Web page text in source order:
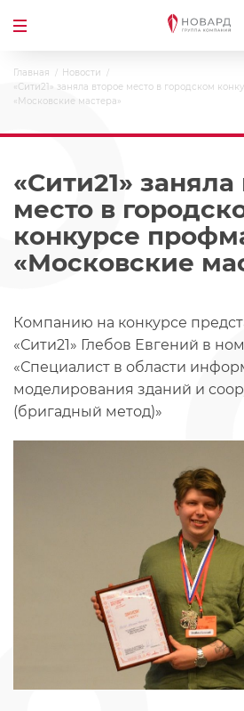
Главная
Новости
«Сити21» заняла второе место в городском
«Московские мастера»
«Сити21» заняла
место в
конкурсе
«Московские
Компанию на конкурсе
«Сити21» Глебов Евгений в
«Специалист в области
моделирования зданий и
(бригадный метод)»